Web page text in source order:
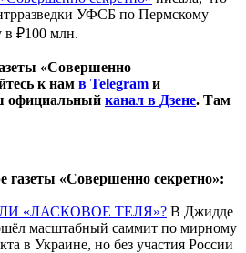
УФСБ по Пермскому
в ₽100 млн.
«Совершенно
к нам в Telegram и
официальный канал в Дзене. Там
газеты «Совершенно секретно»:
«ЛАСКОВОЕ ТЕЛЯ»? В Джидде
масштабный саммит по мирному
в Украине, но без участия России